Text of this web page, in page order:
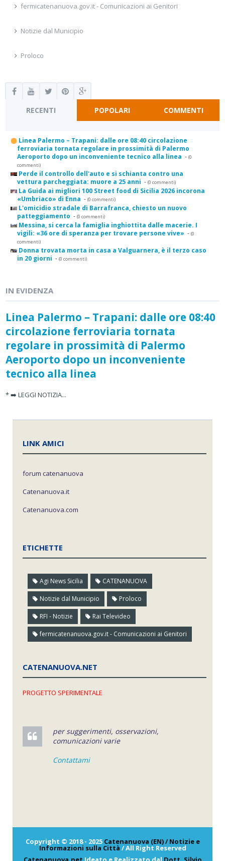
fermicatenanuova.gov.it - Comunicazioni ai Genitori
Notizie dal Municipio
Proloco
RECENTI POPOLARI COMMENTI
Linea Palermo – Trapani: dalle ore 08:40 circolazione
ferroviaria tornata regolare in prossimità di Palermo
Aeroporto dopo un inconveniente tecnico alla linea - (0
commenti)
Perde il controllo dell'auto e si schianta contro una
vettura parcheggiata: muore a 25 anni - (0 commenti)
La Guida ai migliori 100 Street food di Sicilia 2026 incorona
«Umbriaco» di Enna - (0 commenti)
L'omicidio stradale di Barrafranca, chiesto un nuovo
patteggiamento - (0 commenti)
Messina, si cerca la famiglia inghiottita dalle macerie. I
vigili: «36 ore di speranza per trovare persone vive» - (0
commenti)
Donna trovata morta in casa a Valguarnera, è il terzo caso
in 20 giorni - (0 commenti)
IN EVIDENZA
Linea Palermo – Trapani: dalle ore 08:40
circolazione ferroviaria tornata
regolare in prossimità di Palermo
Aeroporto dopo un inconveniente
tecnico alla linea
* ➡️ LEGGI NOTIZIA...
LINK AMICI
forum catenanuova
Catenanuova.it
Catenanuova.com
ETICHETTE
Agi News Sicilia CATENANUOVA
Notizie dal Municipio Proloco
RFI - Notizie Rai Televideo
fermicatenanuova.gov.it - Comunicazioni ai Genitori
CATENANUOVA.NET
PROGETTO SPERIMENTALE
per suggerimenti, osservazioni,
comunicazioni varie
Contattami
Copyright © 2018 - 2025 Catenanuova (EN) / Notizie e
Informazioni sulla Città / All Right Reserved